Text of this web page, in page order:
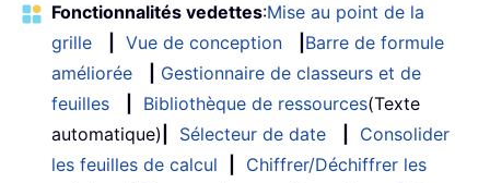
Fonctionnalités vedettes:Mise au point de la
grille
Vue de conception
Barre de formule
améliorée
Gestionnaire de classeurs et de
feuilles
Bibliothèque de ressources(Texte
automatique)
Sélecteur de date
Consolider
les feuilles de calcul
Chiffrer/Déchiffrer les